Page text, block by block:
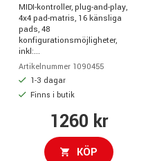
MIDI-kontroller, plug-and-play,
4x4 pad-matris, 16 känsliga
pads, 48
konfigurationsmöjligheter,
inkl:...
Artikelnummer 1090455
1-3 dagar
Finns i butik
1260 kr
KÖP